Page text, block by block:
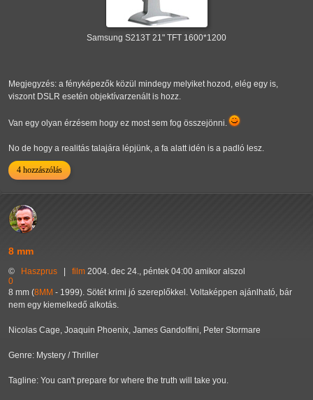
Samsung S213T 21" TFT 1600*1200
Megjegyzés: a fényképezők közül mindegy melyiket hozod, elég egy is,
viszont DSLR esetén objektívarzenált is hozz.
Van egy olyan érzésem hogy ez most sem fog összejönni.
No de hogy a realitás talajára lépjünk, a fa alatt idén is a padló lesz.
4 hozzászólás
8 mm
© Haszprus film 2004. dec 24., péntek 04:00 amikor alszol
0
8 mm (8MM - 1999). Sötét krimi jó szereplőkkel. Voltaképpen ajánlható, bár
nem egy kiemelkedő alkotás.
Nicolas Cage, Joaquin Phoenix, James Gandolfini, Peter Stormare
Genre: Mystery / Thriller
Tagline: You can't prepare for where the truth will take you.